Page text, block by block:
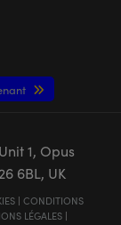
1, Opus
6BL, UK
| CONDITIONS
LÉGALES|